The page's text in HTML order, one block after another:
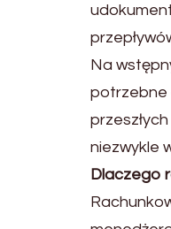
Na
potrzebne
niezwykle
Dlaczego